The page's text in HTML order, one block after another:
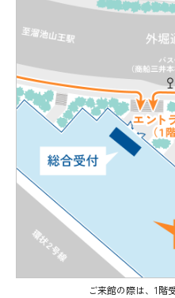
ご来館の際は、1階